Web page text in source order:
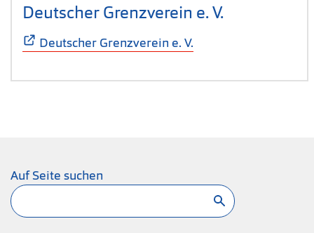
Deutscher Grenzverein e. V.
Deutscher Grenzverein e. V.
Auf Seite suchen
Suchen